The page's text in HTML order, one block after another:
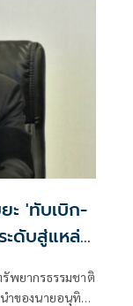
ะ 'ทับเบิก-
ะดับสู่แหล่ง
ควบคู่
พยากรธรรมชาติ
นำของนายอนุทิน